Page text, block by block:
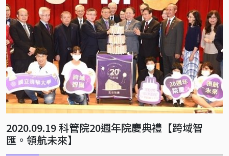
2020.09.19 科管院20週年院慶典禮【跨域智
匯。領航未來】